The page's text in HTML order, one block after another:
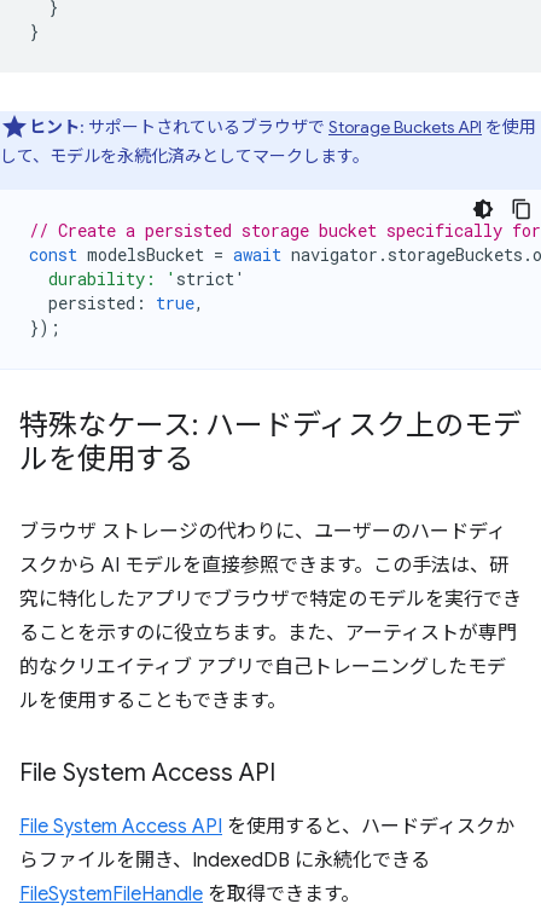
}
}
ヒント: サポートされているブラウザで Storage Buckets API を使用
して、モデルを永続化済みとしてマークします。
// Create a persisted storage bucket specifically for
const modelsBucket = await navigator . storageBuckets .
  durability: '
strict'
persisted : true,
});
特殊なケース: ハードディスク上のモデ
ルを使用する
ブラウザ ストレージの代わりに、ユーザーのハードディ
スクから AI モデルを直接参照できます。この手法は、研
究に特化したアプリでブラウザで特定のモデルを実行でき
ることを示すのに役立ちます。また、アーティストが専門
的なクリエイティブ アプリで自己トレーニングしたモデ
ルを使用することもできます。
File System Access API
File System Access API を使用すると、ハードディスクか
らファイルを開き、IndexedDB に永続化できる
FileSystemFileHandle を取得できます。